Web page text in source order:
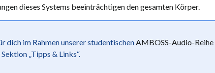
dieses Systems beeinträchtigen den gesamten Körper.
dich im Rahmen unserer studentischenAMBOSS-Audio-Reihe
„Tipps & Links“.